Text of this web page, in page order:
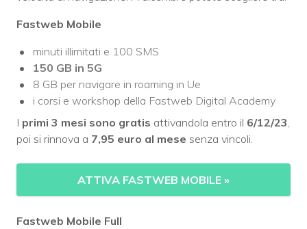
Fastweb Mobile
minuti illimitati e 100 SMS
150 GB in 5G
8 GB per navigare in roaming in Ue
i corsi e workshop della Fastweb Digital Academy
I primi 3 mesi sono gratis attivandola entro il 6/12/23,
poi si rinnova a 7,95 euro al mese senza vincoli.
ATTIVA FASTWEB MOBILE »
Fastweb Mobile Full